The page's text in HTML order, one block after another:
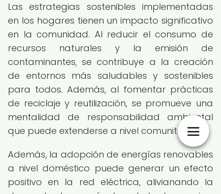
Las estrategias sostenibles implementadas
en los hogares tienen un impacto significativo
en la comunidad. Al reducir el consumo de
recursos naturales y la emisión de
contaminantes, se contribuye a la creación
de entornos más saludables y sostenibles
para todos. Además, al fomentar prácticas
de reciclaje y reutilización, se promueve una
mentalidad de responsabilidad ambiental
que puede extenderse a nivel comunitario.
Además, la adopción de energías renovables
a nivel doméstico puede generar un efecto
positivo en la red eléctrica, alivianando la